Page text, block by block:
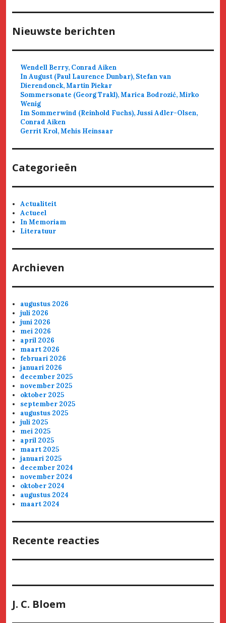
Nieuwste berichten
Wendell Berry, Conrad Aiken
In August (Paul Laurence Dunbar), Stefan van
Dierendonck, Martin Piekar
Sommersonate (Georg Trakl), Marica Bodrozić, Mirko
Wenig
Im Sommerwind (Reinhold Fuchs), Jussi Adler-Olsen,
Conrad Aiken
Gerrit Krol, Mehis Heinsaar
Categorieën
Actualiteit
Actueel
In Memoriam
Literatuur
Archieven
augustus 2026
juli 2026
juni 2026
mei 2026
april 2026
maart 2026
februari 2026
januari 2026
december 2025
november 2025
oktober 2025
september 2025
augustus 2025
juli 2025
mei 2025
april 2025
maart 2025
januari 2025
december 2024
november 2024
oktober 2024
augustus 2024
maart 2024
Recente reacties
J. C. Bloem